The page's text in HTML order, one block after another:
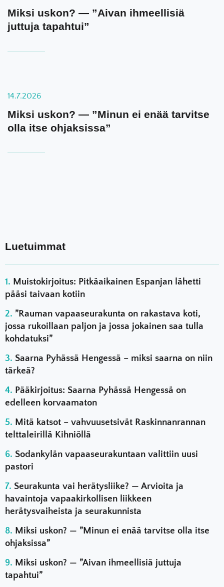
Miksi uskon? — ”Aivan ihmeellisiä
juttuja tapahtui”
14.7.2026
Miksi uskon? — ”Minun ei enää tarvitse
olla itse ohjaksissa”
Luetuimmat
Muistokirjoitus: Pitkäaikainen Espanjan lähetti
pääsi taivaan kotiin
”Rauman vapaaseurakunta on rakastava koti,
jossa rukoillaan paljon ja jossa jokainen saa tulla
kohdatuksi”
Saarna Pyhässä Hengessä – miksi saarna on niin
tärkeä?
Pääkirjoitus: Saarna Pyhässä Hengessä on
edelleen korvaamaton
Mitä katsot – vahvuusetsivät Raskinnanrannan
telttaleirillä Kihniöllä
Sodankylän vapaaseurakuntaan valittiin uusi
pastori
Seurakunta vai herätysliike? — Arvioita ja
havaintoja vapaakirkollisen liikkeen
herätysvaiheista ja seurakunnista
Miksi uskon? — ”Minun ei enää tarvitse olla itse
ohjaksissa”
Miksi uskon? — ”Aivan ihmeellisiä juttuja
tapahtui”